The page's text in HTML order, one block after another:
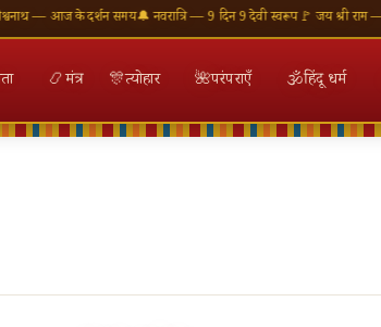
— आज के दर्शन समय🔔 नवरात्रि — 9 दिन 9 देवी स्वरूप🚩 जय श्री राम —
📿मंत्र 🎊त्योहार 🌺परंपराएँ 🕉हिंदू धर्म